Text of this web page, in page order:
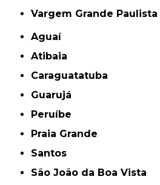
Vargem Grande Paulista
Aguaí
Atibaia
Caraguatatuba
Guarujá
Peruíbe
Praia Grande
Santos
São João da Boa Vista